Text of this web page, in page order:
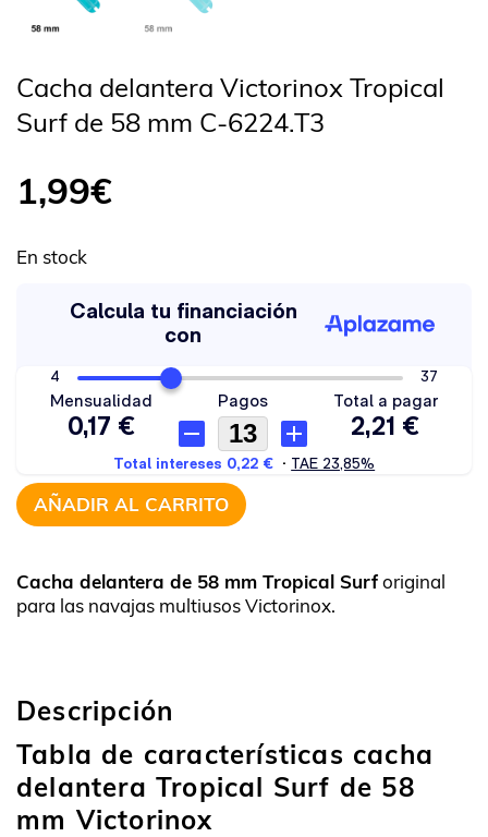
Cacha delantera Victorinox Tropical
Surf de 58 mm C-6224.T3
1,99€
En stock
AÑADIR AL CARRITO
Cacha delantera de 58 mm Tropical Surforiginal
para las navajas multiusos Victorinox.
Descripción
Tabla de características cacha
delantera Tropical Surf de 58
mm Victorinox